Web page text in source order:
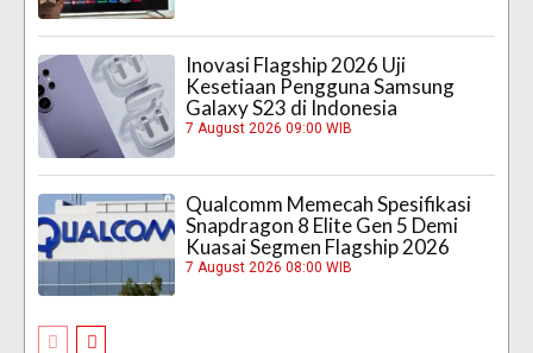
Inovasi Flagship 2026 Uji
Kesetiaan Pengguna Samsung
Galaxy S23 di Indonesia
7 August 2026 09:00 WIB
Qualcomm Memecah Spesifikasi
Snapdragon 8 Elite Gen 5 Demi
Kuasai Segmen Flagship 2026
7 August 2026 08:00 WIB